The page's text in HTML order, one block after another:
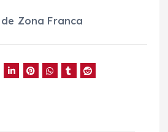
Zona Franca